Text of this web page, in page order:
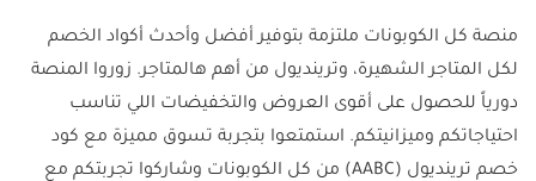
منصة كل الكوبونات ملتزمة بتوفير أفضل وأحدث أكواد الخصم
لكل المتاجر الشهيرة، وترينديول من أهم هالمتاجر. زوروا المنصة
دورياً للحصول على أقوى العروض والتخفيضات اللي تناسب
احتياجاتكم وميزانيتكم. استمتعوا بتجربة تسوق مميزة مع كود
خصم ترينديول (AABC) من كل الكوبونات وشاركوا تجربتكم مع